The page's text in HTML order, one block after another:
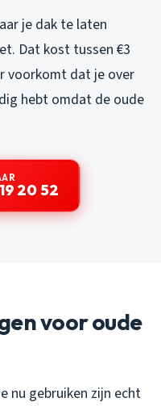
je dak te laten
Dat kost tussen €3
voorkomt dat je over
hebt omdat de oude
20 52
voor oude
nu gebruiken zijn echt